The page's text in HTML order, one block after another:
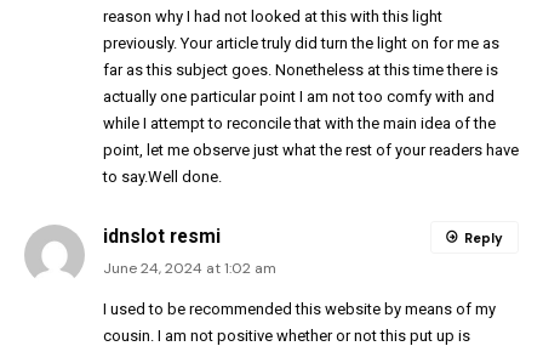
reason why I had not looked at this with this light
previously. Your article truly did turn the light on for me as
far as this subject goes. Nonetheless at this time there is
actually one particular point I am not too comfy with and
while I attempt to reconcile that with the main idea of the
point, let me observe just what the rest of your readers have
to say.Well done.
idnslot resmi
June 24, 2024 at 1:02 am
I used to be recommended this website by means of my
cousin. I am not positive whether or not this put up is
Reply